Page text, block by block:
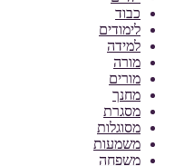
כבוד
לימודים
למידה
מורה
מורים
מחנך
מסגרת
מסוגלות
משמעות
משפחה